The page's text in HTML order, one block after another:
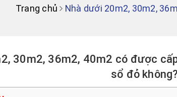
Trang chủ Nhà dưới 20m2, 30m2,
30m2, 36m2, 40m2 có được
sổ đỏ không?